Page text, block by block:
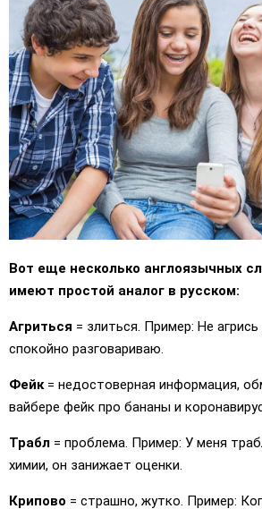
Вот еще несколько англоязычных
имеют простой аналог в русском:
Агриться = злиться. Пример: Не
спокойно разговариваю.
Фейк= недостоверная информация,
вайбере фейк про бананы и
Трабл = проблема. Пример: У меня
химии, он занижает оценки.
Крипово = страшно, жутко. Пример: